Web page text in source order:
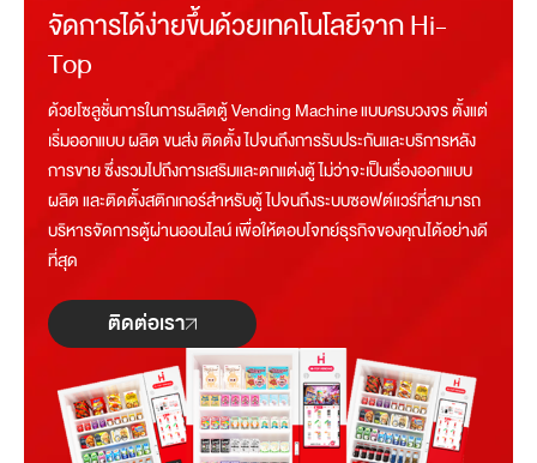
จัดการได้ง่ายขึ้นด้วยเทคโนโลยีจาก Hi-
Top
ด้วยโซลูชั่นการในการผลิตตู้ Vending Machine แบบครบวงจร ตั้งแต่
เริ่มออกแบบ ผลิต ขนส่ง ติดตั้ง ไปจนถึงการรับประกันและบริการหลัง
การขาย ซึ่งรวมไปถึงการเสริมและตกแต่งตู้ ไม่ว่าจะเป็นเรื่องออกแบบ
ผลิต และติดตั้งสติกเกอร์สำหรับตู้ ไปจนถึงระบบซอฟต์แวร์ที่สามารถ
บริหารจัดการตู้ผ่านออนไลน์ เพื่อให้ตอบโจทย์ธุรกิจของคุณได้อย่างดี
ที่สุด
ติดต่อเรา